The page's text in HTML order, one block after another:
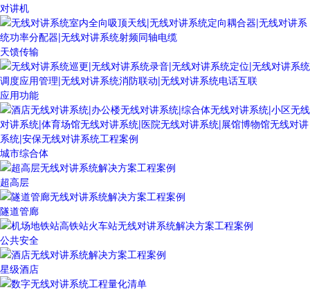
对讲机
天馈传输
应用功能
城市综合体
超高层
隧道管廊
公共安全
星级酒店